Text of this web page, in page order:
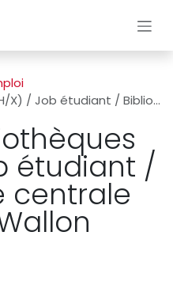
centrale de Brabant Wallon (BCBW)
étudiant /
centrale